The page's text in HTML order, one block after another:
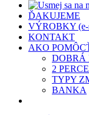
ĎAKUJEME
VÝROBKY (e-
KONTAKT
AKO
DOBRÁ
2
TYPY
BANKA